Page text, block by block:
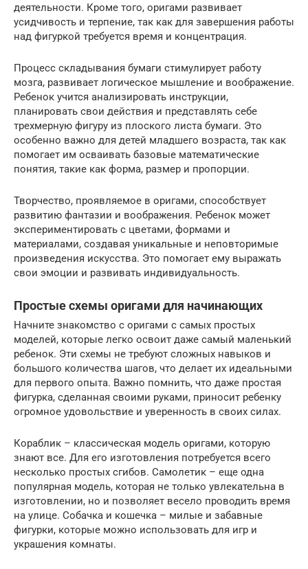
деятельности. Кроме того, оригами развивает
усидчивость и терпение, так как для завершения работы
над фигуркой требуется время и концентрация.
Процесс складывания бумаги стимулирует работу
мозга, развивает логическое мышление и воображение.
Ребенок учится анализировать инструкции,
планировать свои действия и представлять себе
трехмерную фигуру из плоского листа бумаги. Это
особенно важно для детей младшего возраста, так как
помогает им осваивать базовые математические
понятия, такие как форма, размер и пропорции.
Творчество, проявляемое в оригами, способствует
развитию фантазии и воображения. Ребенок может
экспериментировать с цветами, формами и
материалами, создавая уникальные и неповторимые
произведения искусства. Это помогает ему выражать
свои эмоции и развивать индивидуальность.
Простые схемы оригами для начинающих
Начните знакомство с оригами с самых простых
моделей, которые легко освоит даже самый маленький
ребенок. Эти схемы не требуют сложных навыков и
большого количества шагов, что делает их идеальными
для первого опыта. Важно помнить, что даже простая
фигурка, сделанная своими руками, приносит ребенку
огромное удовольствие и уверенность в своих силах.
Кораблик – классическая модель оригами, которую
знают все. Для его изготовления потребуется всего
несколько простых сгибов. Самолетик – еще одна
популярная модель, которая не только увлекательна в
изготовлении, но и позволяет весело проводить время
на улице. Собачка и кошечка – милые и забавные
фигурки, которые можно использовать для игр и
украшения комнаты.